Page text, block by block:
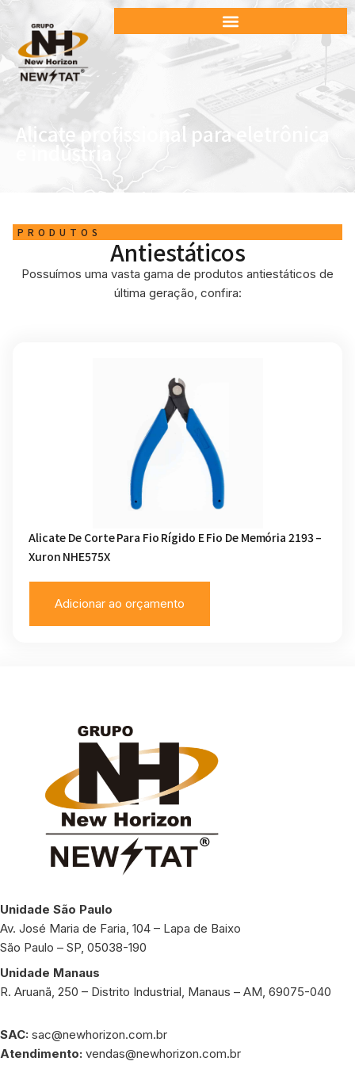
Alicate profissional para eletrônica
e indústria
PRODUTOS
Antiestáticos
Possuímos uma vasta gama de produtos antiestáticos de
última geração, confira:
Alicate De Corte Para Fio Rígido E Fio De Memória 2193 –
Xuron NHE575X
Adicionar ao orçamento
Unidade São Paulo
Av. José Maria de Faria, 104 – Lapa de Baixo
São Paulo – SP, 05038-190
Unidade Manaus
R. Aruanã, 250 – Distrito Industrial, Manaus – AM, 69075-040
SAC: sac@newhorizon.com.br
Atendimento: vendas@newhorizon.com.br